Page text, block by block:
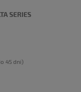
SERIES
45 dni)